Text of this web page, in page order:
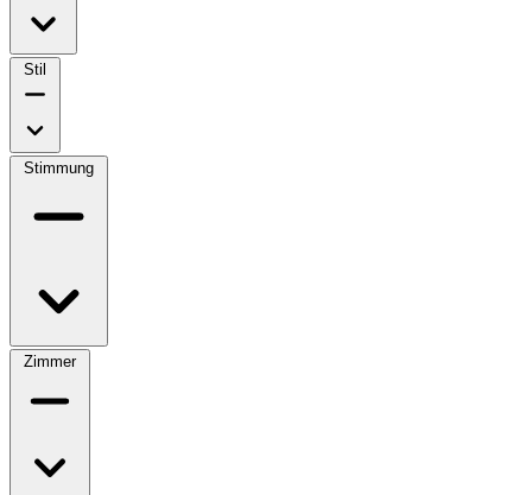
Stil
Stimmung
Zimmer